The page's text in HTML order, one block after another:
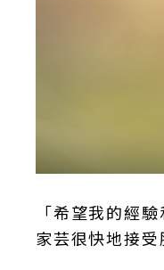
「希望我的經
家芸很快地接